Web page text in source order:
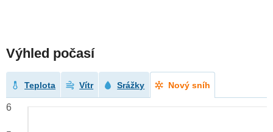
Výhled počasí
Teplota Vítr Srážky Nový sníh
6